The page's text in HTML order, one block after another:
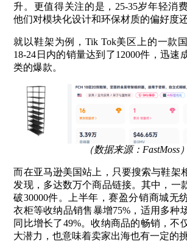
升。更值得关注的是，25-35岁年轻消
他们对模块化设计和环保材质的偏好度
就以鞋架为例，Tik Tok美区上的一款
18-24日内的销量达到了12000件，迅速
类的爆款。
（数据来源：FastMoss）
而在亚马逊美国站上，只要搜索与鞋架
发现，多达数万个商品链接。其中，一
破30000件。
上半年，赛盈分销商城无
衣柜等收纳品销售暴增75%，适用多种
同比增长了49%。收纳商品的畅销，不
大潜力，也意味着卖家出海也有一定的挑